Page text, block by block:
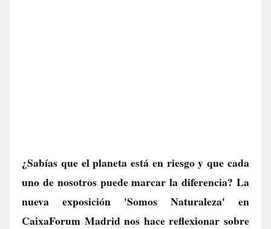
¿Sabías que el planeta está en riesgo y que cada
uno de nosotros puede marcar la diferencia? La
nueva exposición 'Somos Naturaleza' en
CaixaForum Madrid nos hace reflexionar sobre